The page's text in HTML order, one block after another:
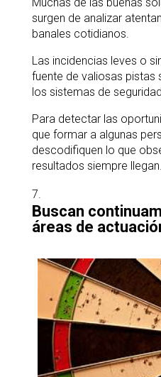
surgen de analizar
banales cotidianos.
Las incidencias leves o
fuente de valiosas pistas
los sistemas de
Para detectar las
que formar a algunas
descodifiquen lo que
resultados siempre llegan.
Buscan
áreas de